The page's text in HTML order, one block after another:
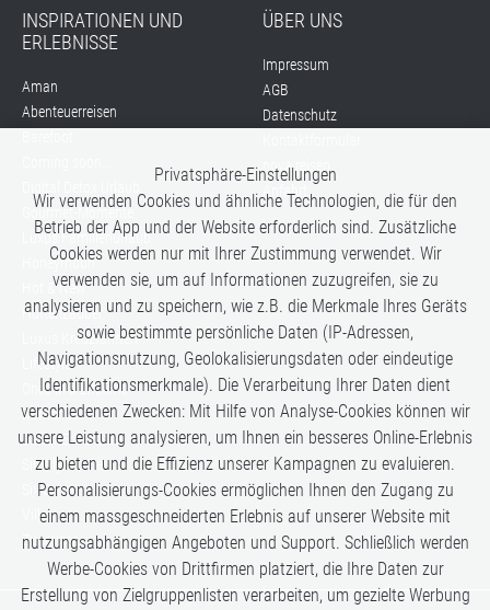
INSPIRATIONEN UND
ERLEBNISSE
Aman
Abenteuerreisen
Gourmet-Momente
Luxus Familienurlaub
Honeymoon
Hot & New
Hüttenzauber
Luxus Kreuzfahrten
Lifestyle
Once in a Lifetime
Romance
Safari-Erlebnisse
Simply the Best
Six Senses
Villen
Zugreisen
ÜBER UNS
Impressum
AGB
Datenschutz
nova reisen
Anfahrt
Privatsphäre-Einstellungen
Wir verwenden Cookies und ähnliche Technologien, die für den
Betrieb der App und der Website erforderlich sind. Zusätzliche
Cookies werden nur mit Ihrer Zustimmung verwendet. Wir
verwenden sie, um auf Informationen zuzugreifen, sie zu
analysieren und zu speichern, wie z.B. die Merkmale Ihres Geräts
sowie bestimmte persönliche Daten (IP-Adressen,
Navigationsnutzung, Geolokalisierungsdaten oder eindeutige
Identifikationsmerkmale). Die Verarbeitung Ihrer Daten dient
verschiedenen Zwecken: Mit Hilfe von Analyse-Cookies können wir
unsere Leistung analysieren, um Ihnen ein besseres Online-Erlebnis
zu bieten und die Effizienz unserer Kampagnen zu evaluieren.
Personalisierungs-Cookies ermöglichen Ihnen den Zugang zu
einem massgeschneiderten Erlebnis auf unserer Website mit
nutzungsabhängigen Angeboten und Support. Schließlich werden
Werbe-Cookies von Drittfirmen platziert, die Ihre Daten zur
Erstellung von Zielgruppenlisten verarbeiten, um gezielte Werbung